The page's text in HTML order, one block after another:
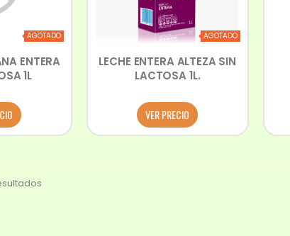
AGOTADO
ENTERA
1L
AGOTADO
LECHE ENTERA ALTEZA SIN
LACTOSA 1L.
VER PRECIO